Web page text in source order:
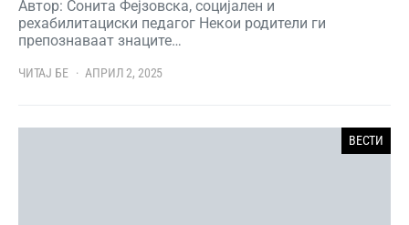
Автор: Сонита Фејзовска, социјален и
рехабилитациски педагог Некои родители ги
препознаваат знаците…
ЧИТАЈ БЕ АПРИЛ 2, 2025
ВЕСТИ